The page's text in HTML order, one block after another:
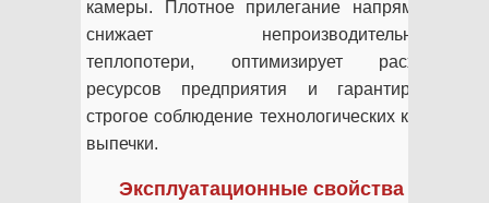
камеры. Плотное прилегание напрямую
снижает непроизводительные
теплопотери, оптимизирует расход
ресурсов предприятия и гарантирует
строгое соблюдение технологических карт
выпечки.
Эксплуатационные свойства